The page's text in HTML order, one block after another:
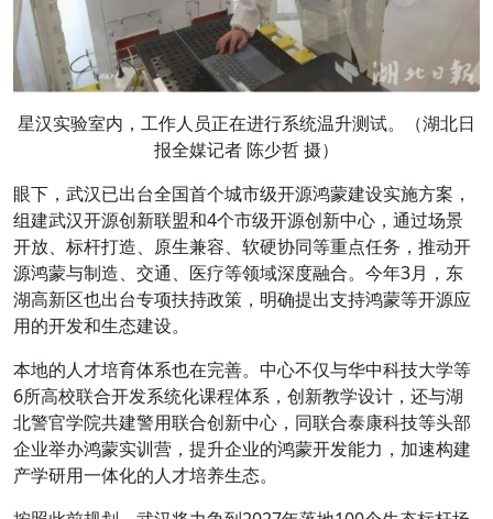
星汉实验室内，工作人员正在进行系统温升测试。（湖北日
报全媒记者 陈少哲 摄）
眼下，武汉已出台全国首个城市级开源鸿蒙建设实施方案，
组建武汉开源创新联盟和4个市级开源创新中心，通过场景
开放、标杆打造、原生兼容、软硬协同等重点任务，推动开
源鸿蒙与制造、交通、医疗等领域深度融合。今年3月，东
湖高新区也出台专项扶持政策，明确提出支持鸿蒙等开源应
用的开发和生态建设。
本地的人才培育体系也在完善。中心不仅与华中科技大学等
6所高校联合开发系统化课程体系，创新教学设计，还与湖
北警官学院共建警用联合创新中心，同联合泰康科技等头部
企业举办鸿蒙实训营，提升企业的鸿蒙开发能力，加速构建
产学研用一体化的人才培养生态。